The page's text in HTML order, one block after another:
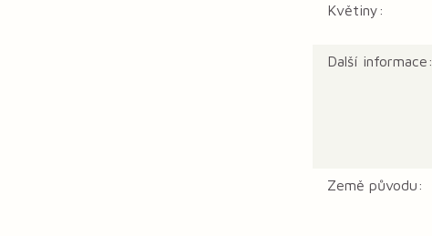
Květiny:
Další informace:
Země původu: